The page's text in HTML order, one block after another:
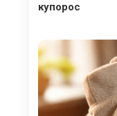
купорос